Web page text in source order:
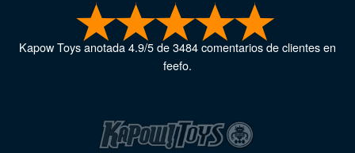
Kapow Toysanotada4.9/5de3484comentarios de clientes en
feefo.